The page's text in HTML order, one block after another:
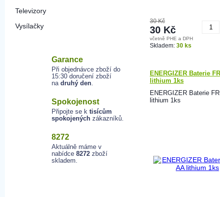
Televizory
Vysílačky
Garance
Při objednávce zboží do
15:30 doručení zboží
na druhý den.
Spokojenost
Připojte se k tisícům
spokojených zákazníků.
8272
Aktuálně máme v
nabídce 8272 zboží
skladem.
30 Kč
30 Kč
včetně PHE a DPH
Skladem: 30 ks
ENERGIZER Baterie
lithium 1ks
ENERGIZER Baterie
lithium 1ks